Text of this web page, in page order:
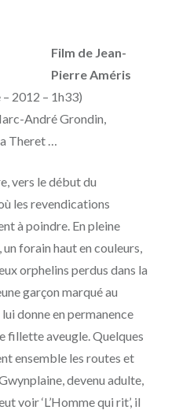
Film de Jean-
Pierre Améris
2012 – 1h33)
André Grondin,
Theret …
vers le début du
les revendications
à poindre. En pleine
forain haut en couleurs,
orphelins perdus dans la
garçon marqué au
donne en permanence
fillette aveugle. Quelques
ensemble les routes et
devenu adulte,
voir ‘L’Homme qui rit’, il